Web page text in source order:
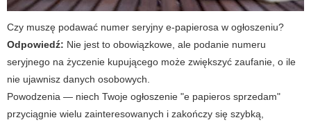
Czy muszę podawać numer seryjny e-papierosa w ogłoszeniu?
Odpowiedź: Nie jest to obowiązkowe, ale podanie numeru
seryjnego na życzenie kupującego może zwiększyć zaufanie, o ile
nie ujawnisz danych osobowych.
Powodzenia — niech Twoje ogłoszenie "e papieros sprzedam"
przyciągnie wielu zainteresowanych i zakończy się szybką,